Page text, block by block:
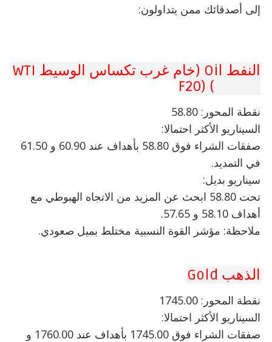
إلى أصدقائك ممن يتداولون:
النفط Oil (خام غرب تكساس الوسيط WTI
نقطة المحور: 58.80
السيناريو الأكثر احتمالا:
صفقات الشراء فوق 58.80 بأهداف عند 60.90 و 61.50
في التمديد.
سيناريو بديل:
تحت 58.80 ابحث عن المزيد من الاتجاه الهبوطي مع
أهداف 58.10 و 57.65.
ملاحظة: مؤشر القوة النسبية مختلط بميل صعودي.
الذهب Gold
نقطة المحور: 1745.00
السيناريو الأكثر احتمالا:
صفقات الشراء فوق 1745.00 بأهداف عند 1760.00 و